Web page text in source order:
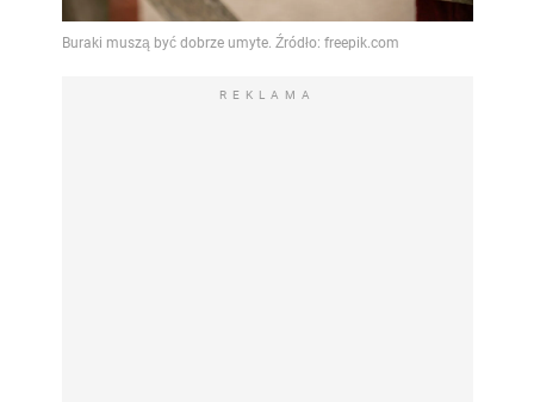
REKLAMA